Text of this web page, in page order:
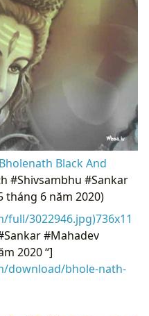
Black And
#Shivsambhu #Sankar
tháng 6 năm 2020)
3022946.jpg)736x11
#Mahadev
2020 “]
download/bhole-nath-